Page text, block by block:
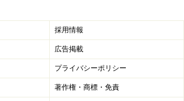
採用情報
広告掲載
プライバシーポリシー
著作権・商標・免責